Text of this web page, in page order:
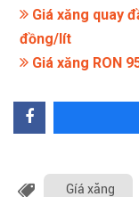
Giá xăng quay
đồng/lít
Giá xăng RON
Gíá xăng